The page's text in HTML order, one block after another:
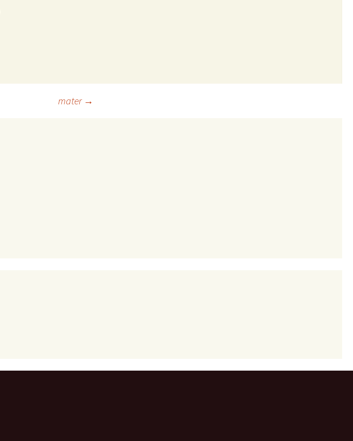
mater →